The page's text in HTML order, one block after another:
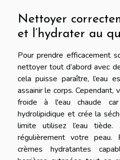
Nettoyer
et l’hydrater au
Pour prendre efficacement
nettoyer tout d’abord avec
cela puisse paraître, l’eau
assainir le corps. Cependant,
froide à l'eau chaude
hydrolipidique et crée la
limite utilisez l’eau tiède.
régulièrement votre peau.
crèmes hydratantes